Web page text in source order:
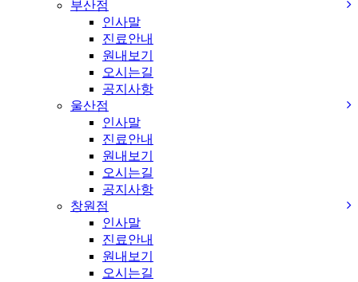
부산점
인사말
진료안내
원내보기
오시는길
공지사항
울산점
인사말
진료안내
원내보기
오시는길
공지사항
창원점
인사말
진료안내
원내보기
오시는길